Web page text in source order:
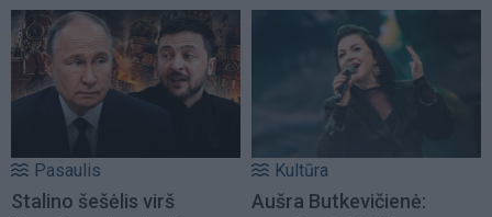
Pasaulis
Stalino šešėlis virš
Kultūra
Aušra Butkevičienė: